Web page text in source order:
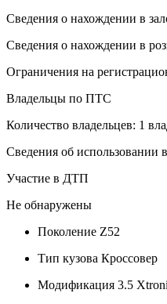
Сведения о нахождении в
Сведения о нахождении в
Ограничения на
Владельцы по ПТС
Количество владельцев: 1
Сведения об использовании
Участие в ДТП
Не обнаружены
Поколение Z52
Тип кузова Кроссовер
Модификация 3.5